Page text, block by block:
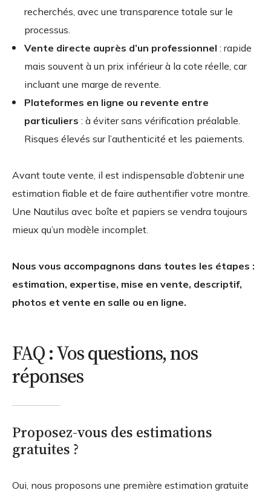
recherchés, avec une transparence totale sur le
processus.
Vente directe auprès d’un professionnel : rapide
mais souvent à un prix inférieur à la cote réelle, car
incluant une marge de revente.
Plateformes en ligne ou revente entre
particuliers : à éviter sans vérification préalable.
Risques élevés sur l’authenticité et les paiements.
Avant toute vente, il est indispensable d’obtenir une
estimation fiable et de faire authentifier votre montre.
Une Nautilus avec boîte et papiers se vendra toujours
mieux qu’un modèle incomplet.
Nous vous accompagnons dans toutes les étapes :
estimation, expertise, mise en vente, descriptif,
photos et vente en salle ou en ligne.
FAQ : Vos questions, nos
réponses
Proposez-vous des estimations
gratuites ?
Oui, nous proposons une première estimation gratuite